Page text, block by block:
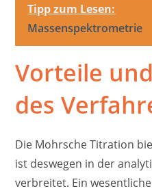
Tipp zum Lesen:
Massenspektrometrie
Vorteile
des
Die Mohrsche Titration
ist deswegen in der
verbreitet. Ein